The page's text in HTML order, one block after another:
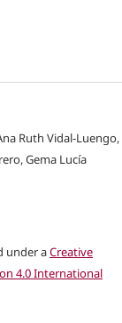
Ruth Vidal-Luengo,
Gema Lucía
under aCreative
4.0 International